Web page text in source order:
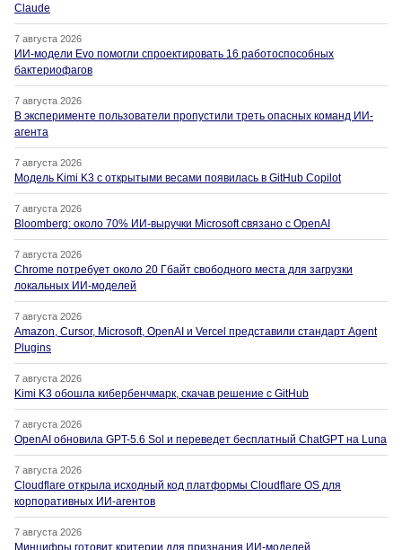
Claude
7 августа 2026
ИИ-модели Evo помогли спроектировать 16 работоспособных
бактериофагов
7 августа 2026
В эксперименте пользователи пропустили треть опасных команд ИИ-
агента
7 августа 2026
Модель Kimi K3 с открытыми весами появилась в GitHub Copilot
7 августа 2026
Bloomberg: около 70% ИИ-выручки Microsoft связано с OpenAI
7 августа 2026
Chrome потребует около 20 Гбайт свободного места для загрузки
локальных ИИ-моделей
7 августа 2026
Amazon, Cursor, Microsoft, OpenAI и Vercel представили стандарт Agent
Plugins
7 августа 2026
Kimi K3 обошла кибербенчмарк, скачав решение с GitHub
7 августа 2026
OpenAI обновила GPT-5.6 Sol и переведет бесплатный ChatGPT на Luna
7 августа 2026
Cloudflare открыла исходный код платформы Cloudflare OS для
корпоративных ИИ-агентов
7 августа 2026
Минцифры готовит критерии для признания ИИ-моделей